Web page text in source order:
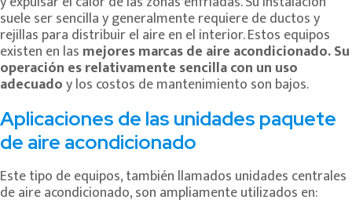
suele ser sencilla y generalmente requiere de ductos y
rejillas para distribuir el aire en el interior. Estos equipos
existen en las mejores marcas de aire acondicionado. Su
operación es relativamente sencilla con un uso
adecuadoy los costos de mantenimiento son bajos.
Aplicaciones de las unidades paquete
de aire acondicionado
Este tipo de equipos, también llamados unidades centrales
de aire acondicionado, son ampliamente utilizados en: